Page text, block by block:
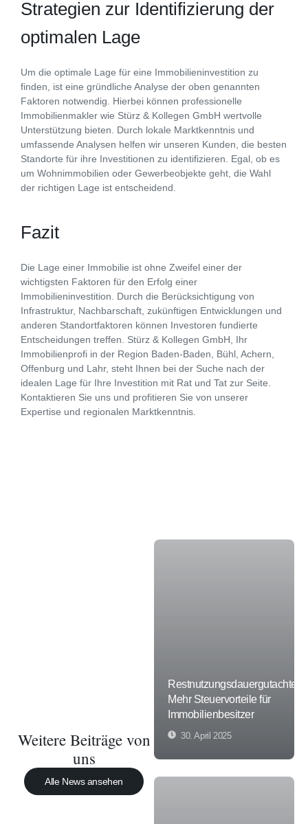
Strategien zur Identifizierung der
optimalen Lage
Um die optimale Lage für eine Immobilieninvestition zu
finden, ist eine gründliche Analyse der oben genannten
Faktoren notwendig. Hierbei können professionelle
Immobilienmakler wie Stürz & Kollegen GmbH wertvolle
Unterstützung bieten. Durch lokale Marktkenntnis und
umfassende Analysen helfen wir unseren Kunden, die besten
Standorte für ihre Investitionen zu identifizieren. Egal, ob es
um Wohnimmobilien oder Gewerbeobjekte geht, die Wahl
der richtigen Lage ist entscheidend.
Fazit
Die Lage einer Immobilie ist ohne Zweifel einer der
wichtigsten Faktoren für den Erfolg einer
Immobilieninvestition. Durch die Berücksichtigung von
Infrastruktur, Nachbarschaft, zukünftigen Entwicklungen und
anderen Standortfaktoren können Investoren fundierte
Entscheidungen treffen. Stürz & Kollegen GmbH, Ihr
Immobilienprofi in der Region Baden-Baden, Bühl, Achern,
Offenburg und Lahr, steht Ihnen bei der Suche nach der
idealen Lage für Ihre Investition mit Rat und Tat zur Seite.
Kontaktieren Sie uns und profitieren Sie von unserer
Expertise und regionalen Marktkenntnis.
Weitere Beiträge von
uns
Alle News ansehen
Restnutzungsdauergutachten:
Mehr Steuervorteile für
Immobilienbesitzer
30. April 2025